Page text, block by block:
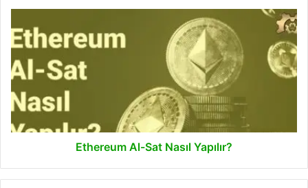
Al-
Sat
Nasıl
Yapılır?
Ethereum Al-Sat Nasıl Yapılır?